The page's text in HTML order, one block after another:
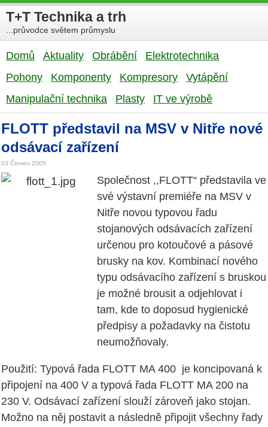
T+T Technika a trh
...průvodce světem průmyslu
Domů Aktuality Obrábění
Elektrotechnika
Pohony
Komponenty Kompresory
Vytápění
Manipulační technika
Plasty IT ve výrobě
FLOTT představil na MSV v Nitře nové
odsávací zařízení
03 Červen 2005
Společnost ,,FLOTT“ představila ve
své výstavní premiéře na MSV v
Nitře novou typovou řadu
stojanových odsávacích zařízení
určenou pro kotoučové a pásové
brusky na kov. Kombinací nového
typu odsávacího zařízení s bruskou
je možné brousit a odjehlovat i
tam, kde to doposud hygienické
předpisy a požadavky na čistotu
neumožňovaly.
Použití: Typová řada FLOTT MA 400 je koncipovaná k
připojení na 400 V a typová řada FLOTT MA 200 na
230 V. Odsávací zařízení slouží zároveň jako stojan.
Možno na něj postavit a následně připojit všechny řady